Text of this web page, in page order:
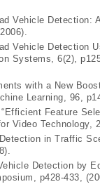
Vehicle Detection:
Vehicle Detection
Systems, 6(2),
with a New
Learning, 96,
Feature
Video Technology,
in Traffic
Detection by
p428-433,